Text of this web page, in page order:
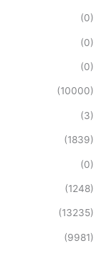
(0)
(0)
(0)
(10000)
(3)
(1839)
(0)
(1248)
(13235)
(9981)